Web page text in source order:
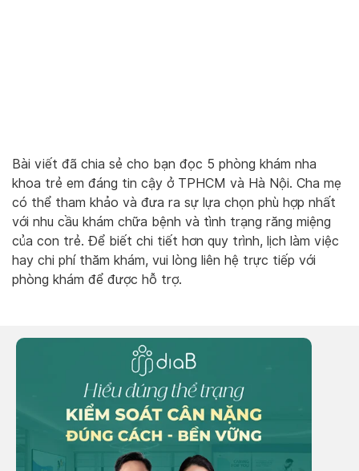
Bài viết đã chia sẻ cho bạn đọc 5 phòng khám nha
khoa trẻ em đáng tin cậy ở TPHCM và Hà Nội. Cha mẹ
có thể tham khảo và đưa ra sự lựa chọn phù hợp nhất
với nhu cầu khám chữa bệnh và tình trạng răng miệng
của con trẻ. Để biết chi tiết hơn quy trình, lịch làm việc
hay chi phí thăm khám, vui lòng liên hệ trực tiếp với
phòng khám để được hỗ trợ.